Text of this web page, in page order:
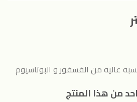
عاليه من الفسفور و البوتاسيوم
من هذا المنتج